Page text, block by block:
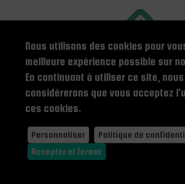
© 2026 StickLegs. Tous droits
Language -
| |
Nous utilisons des cookies pour
meilleure expérience possible sur
En continuant à utiliser ce site, nous
considérerons que vous acceptez
ces cookies.
Personnaliser
Politique de
Accepter et fermer